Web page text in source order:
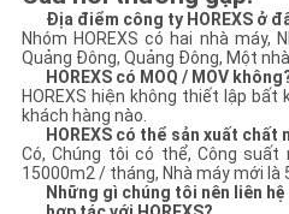
Địa điểm công ty HOREXS ở
Nhóm HOREXS có hai nhà máy,
Quảng Đông, Quảng Đông, Một
HOREXS có MOQ / MOV
HOREXS hiện không thiết lập bất
khách hàng nào.
HOREXS có thể sản xuất
Có, Chúng tôi có thể, Công
15000m2 / tháng, Nhà máy mới là
Những gì chúng tôi nên liên